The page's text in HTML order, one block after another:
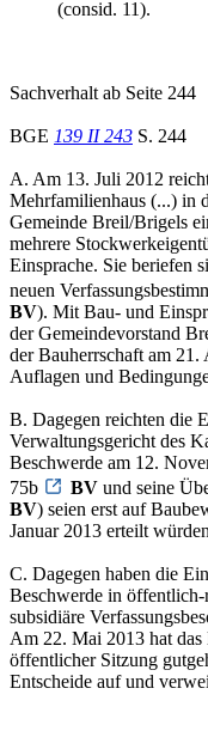
(consid. 11).
Sachverhalt ab Seite 244
BGE 139 II 243 S. 244
A. Am 13. Juli 2012
Mehrfamilienhaus (...) in
Gemeinde Breil/Brigels
mehrere
Einsprache. Sie beriefen
neuen
BV). Mit Bau- und
der Gemeindevorstand
der Bauherrschaft am
Auflagen und
B. Dagegen reichten die
Verwaltungsgericht des
Beschwerde am 12.
75b
BV und seine
BV) seien erst auf
Januar 2013 erteilt
C. Dagegen haben die
Beschwerde in
subsidiäre
Am 22. Mai 2013 hat
öffentlicher Sitzung
Entscheide auf und